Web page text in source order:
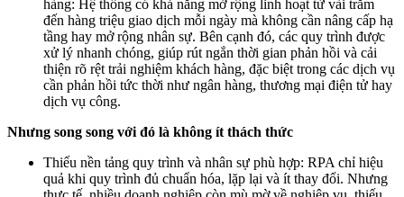
hàng: Hệ thống có khả năng mở rộng linh hoạt từ vài trăm
đến hàng triệu giao dịch mỗi ngày mà không cần nâng cấp hạ
tầng hay mở rộng nhân sự. Bên cạnh đó, các quy trình được
xử lý nhanh chóng, giúp rút ngắn thời gian phản hồi và cải
thiện rõ rệt trải nghiệm khách hàng, đặc biệt trong các dịch vụ
cần phản hồi tức thời như ngân hàng, thương mại điện tử hay
dịch vụ công.
Nhưng song song với đó là không ít thách thức
Thiếu nền tảng quy trình và nhân sự phù hợp: RPA chỉ hiệu
quả khi quy trình đủ chuẩn hóa, lặp lại và ít thay đổi. Nhưng